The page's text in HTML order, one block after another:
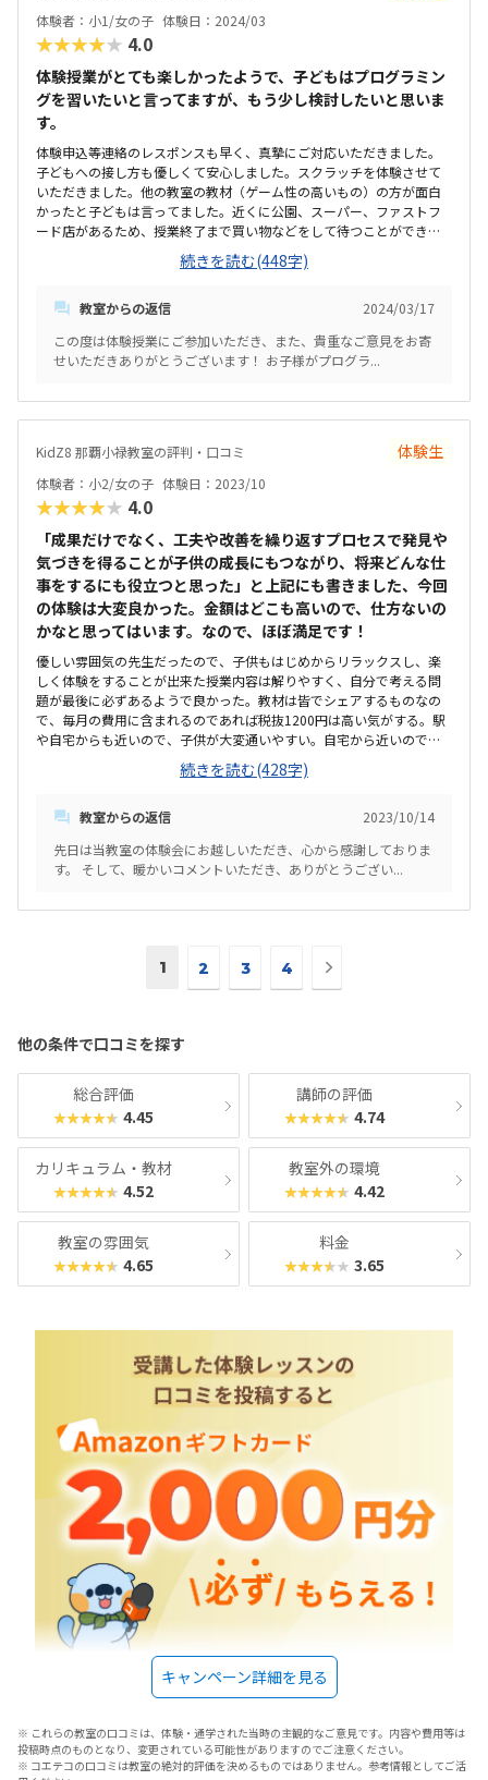
体験者：小1/女の子 体験日：2024/03
★★★★★ 4.0
体験授業がとても楽しかったようで、子どもはプログラミン
グを習いたいと言ってますが、もう少し検討したいと思いま
す。
体験申込等連絡のレスポンスも早く、真摯にご対応いただきました。
子どもへの接し方も優しくて安心しました。スクラッチを体験させて
いただきました。他の教室の教材（ゲーム性の高いもの）の方が面白
かったと子どもは言ってました。近くに公園、スーパー、ファストフ
ード店があるため、授業終了まで買い物などをして待つことができま
す。駐車場は１台分しかなく、もう少しあるといいなと思いました。
ドアを開けるとすぐ教室（授業スペース）だったため、びっくりしま
大丈夫か気になりました。入会金や初月月謝無料のキャンペーンもあ
か、じっくり検討する必要があります。対応してくれた先生がとても
親切でした。体調不良で休んでしまった場合でも、授業の振替が可能
い事とのスケジュール調整がしやすいと思いました。子どももとても
楽しんで取り組んでいました。
続きを読む(448字)
教室からの返信
2024/03/17
この度は体験授業にご参加いただき、また、貴重なご意見をお寄
せいただきありがとうございます！ お子様がプログラ...
KidZ8 那覇小禄教室の評判・口コミ 体験生
体験者：小2/女の子 体験日：2023/10
★★★★★ 4.0
「成果だけでなく、工夫や改善を繰り返すプロセスで発見や
気づきを得ることが子供の成長にもつながり、将来どんな仕
事をするにも役立つと思った」と上記にも書きました、今回
の体験は大変良かった。金額はどこも高いので、仕方ないの
かなと思ってはいます。なので、ほぼ満足です！
優しい雰囲気の先生だったので、子供もはじめからリラックスし、楽
しく体験をすることが出来た授業内容は解りやすく、自分で考える問
題が最後に必ずあるようで良かった。教材は皆でシェアするものなの
で、毎月の費用に含まれるのであれば税抜1200円は高い気がする。駅
や自宅からも近いので、子供が大変通いやすい。自宅から近いので歩
いて通わすため私は気にならないが、駐車場はせまいです。教室の雰
囲気・設備も良かったのだがAppleのキーボードだけだったので、他の
直安くはないので、もう少しお安くなっていただけるとありがたい別
生が怒り、スパルタなため子供が萎縮し、行きたがらない日もあり可
哀想だった。こちらの教室では、失敗してもなぜだろうと楽しく考え
しかったようで、もっとやりたがっていた。
続きを読む(428字)
教室からの返信
2023/10/14
先日は当教室の体験会にお越しいただき、心から感謝しておりま
す。 そして、暖かいコメントいただき、ありがとうござい...
1 2 3 4
次
へ
他の条件で口コミを探す
総合評価
★★★★★ 4.45
講師の評価
★★★★★ 4.74
カリキュラム・教材
★★★★★ 4.52
教室外の環境
★★★★★ 4.42
教室の雰囲気
★★★★★ 4.65
料金
★★★★★ 3.65
キャンペーン詳細を見る
※ これらの教室の口コミは、体験・通学された当時の主観的なご意見です。内容や費用等は
投稿時点のものとなり、変更されている可能性がありますのでご注意ください。
※ コエテコの口コミは教室の絶対的評価を決めるものではありません。参考情報としてご活